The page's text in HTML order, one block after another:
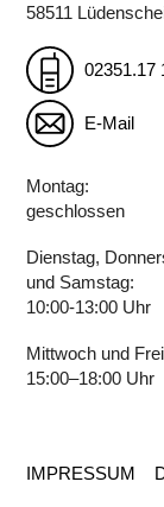
IMPRESSUM
58511
02351.17
E-Mail
Montag:
geschlossen
Dienstag,
und Samstag:
10:00-13:00 Uhr
Mittwoch und
15:00–18:00 Uhr